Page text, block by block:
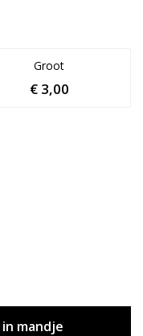
Groot
€ 3,00
mandje